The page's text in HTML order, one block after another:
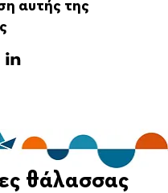
αυτής της
θάλασσας